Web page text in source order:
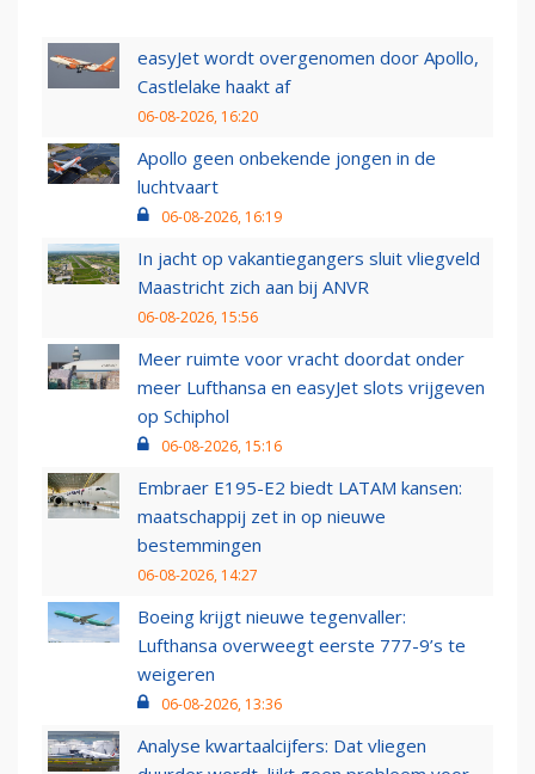
easyJet wordt overgenomen door Apollo,
Castlelake haakt af
06-08-2026, 16:20
Apollo geen onbekende jongen in de
luchtvaart
06-08-2026, 16:19
In jacht op vakantiegangers sluit vliegveld
Maastricht zich aan bij ANVR
06-08-2026, 15:56
Meer ruimte voor vracht doordat onder
meer Lufthansa en easyJet slots vrijgeven
op Schiphol
06-08-2026, 15:16
Embraer E195-E2 biedt LATAM kansen:
maatschappij zet in op nieuwe
bestemmingen
06-08-2026, 14:27
Boeing krijgt nieuwe tegenvaller:
Lufthansa overweegt eerste 777-9’s te
weigeren
06-08-2026, 13:36
Analyse kwartaalcijfers: Dat vliegen